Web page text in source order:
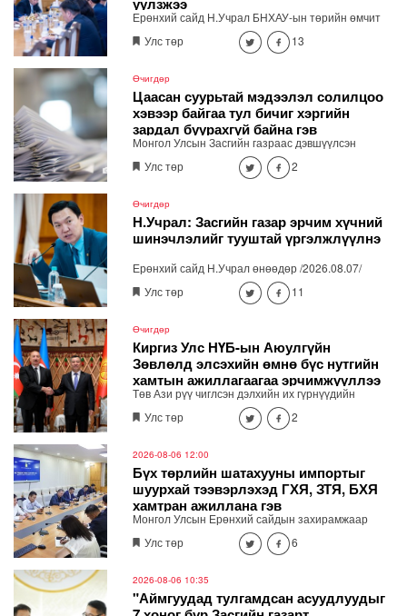
Ерөнхий сайд Н.Учрал БНХАУ-ын төрийн өмчит
Хятадын Үндэсний газрын тосны корпорацийн
харьяа "Петрочайна Дачин Тамсаг" ХХК-ийн
уулзлаа. Уулзалтын эхэнд Ерөнхий сайд БНХАУ-
аас энэ оны наймдугаар сард 6000 тонн АИ-92
автобензинийг манай улсад нийлүүлэхээр
болсонд талархал илэрхийлэв. Мөн цаашид
нийлүүлэлтийн хэмжээг сар бүр 12-15 мянган
тоннд хүргэж, тогтвортой байлгах хүсэлт тавилаа.
Улс төр 13
Өчигдөр
Цаасан суурьтай мэдээлэл солилцоо
хэвээр байгаа тул бичиг хэргийн
зардал буурахгүй байна гэв
Монгол Улсын Засгийн газраас дэвшүүлсэн
“Чөлөөлье” үндэсний санаачилгын хүрээнд
төрийн үйл ажиллагааг цахим хэлбэрээр явуулах,
шуурхай хүргэх ажил шат дараатай хэрэгжиж
байна.
Улс төр 2
Өчигдөр
Н.Учрал: Засгийн газар эрчим хүчний
шинэчлэлийг тууштай үргэлжлүүлнэ
Ерөнхий сайд Н.Учрал өнөөдөр /2026.08.07/
"ДЦС-3" ТӨХК-д ажиллаж, өвөлжилтийн бэлтгэл
ажлыг шалгалаа.
Улс төр 11
Өчигдөр
Киргиз Улс НҮБ-ын Аюулгүйн
Зөвлөлд элсэхийн өмнө бүс нутгийн
хамтын ажиллагаагаа эрчимжүүллээ
Төв Ази рүү чиглсэн дэлхийн их гүрнүүдийн
геополитик болон эдийн засгийн ач холбогдол
нэмэгдэж, “Төв Ази + их гүрнүүд” хэлбэрийн
Найрамдах Киргиз Улс олон улсын хамтын
нийгэмлэг дэх нэр хүндээ бэхжүүлж, бүс нутгийн
тогтвортой байдлын институцийн хөгжлийг
дэмжих системтэй бодлогыг тууштай хэрэгжүүлж
байна.
Улс төр 2
2026-08-06 12:00
Бүх төрлийн шатахууны импортыг
шуурхай тээвэрлэхэд ГХЯ, ЗТЯ, БХЯ
хамтран ажиллана гэв
Монгол Улсын Ерөнхий сайдын захирамжаар
байгуулагдсан шатахууны хангамж,
нийлүүлэлтийг тогтворжуулах шуурхай штаб өдөр
хурлаар холбогдох газрууд ажлын үр дүнгээ
танилцуулж, үүрэг чиглэлийг өглөө.
Улс төр 6
2026-08-06 10:35
"Аймгуудад тулгамдсан асуудлуудыг